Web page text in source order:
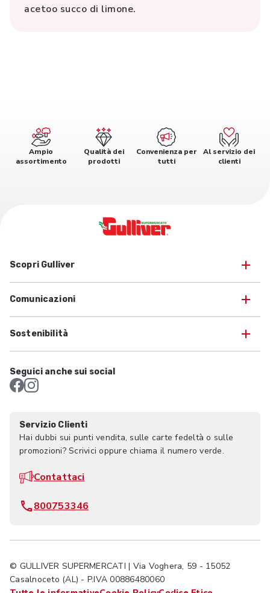
acetoo succo di limone.
Ampio
assortimento
Qualità dei
prodotti
Convenienza per
tutti
Al servizio dei
clienti
Scopri Gulliver
Comunicazioni
Sostenibilità
Seguici anche sui social
Servizio Clienti
Hai dubbi sui punti vendita, sulle carte fedeltà o sulle
promozioni? Scrivici oppure chiama il numero verde.
Contattaci
800753346
© GULLIVER SUPERMERCATI | Via Voghera, 59 - 15052
Casalnoceto (AL) - P.IVA 00886480060